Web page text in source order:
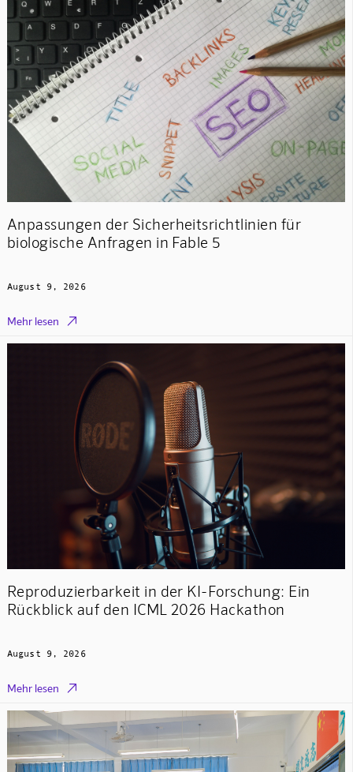
Anpassungen der Sicherheitsrichtlinien für
biologische Anfragen in Fable 5
August 9, 2026
Mehr lesen 
Reproduzierbarkeit in der KI-Forschung: Ein
Rückblick auf den ICML 2026 Hackathon
August 9, 2026
Mehr lesen 